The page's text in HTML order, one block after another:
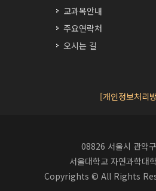
교과목안내
주요연락처
오시는 길
[개인정보처리
08826 서울시 관악
서울대학교 자연과학대
Copyrights © All Rights